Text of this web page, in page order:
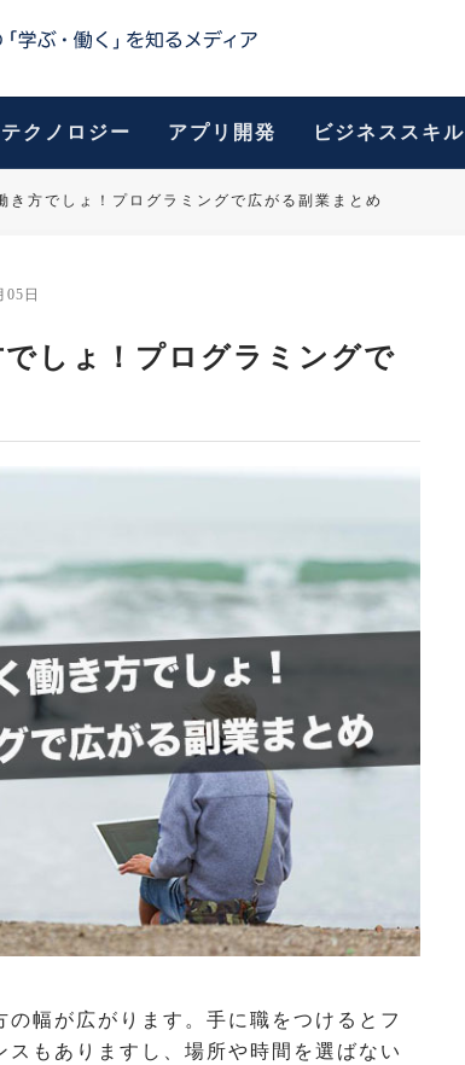
テクノロジー アプリ開発 ビジネススキル
き方でしょ！プログラミングで広がる副業まとめ
05日
しょ！プログラミングで
幅が広がります。手に職をつけるとフ
もありますし、場所や時間を選ばない